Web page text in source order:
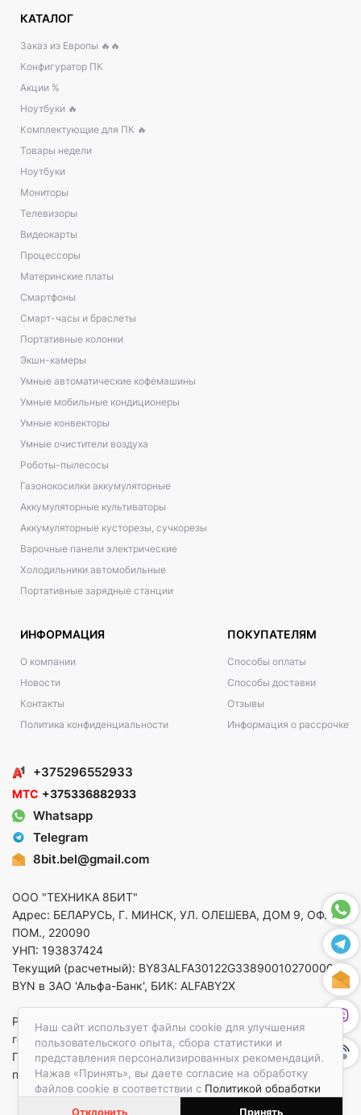
Наш сайт использует файлы cookie для улучшения
пользовательского опыта, сбора статистики и
представления персонализированных рекомендаций.
Нажав «Принять», вы даете согласие на обработку
файлов cookie в соответствии с Политикой обработки
Отклонить Принять
КАТАЛОГ
Заказ из Европы 🔥🔥
Конфигуратор ПК
Акции %
Ноутбуки 🔥
Комплектующие для ПК 🔥
Товары недели
Ноутбуки
Мониторы
Телевизоры
Видеокарты
Процессоры
Материнские платы
Смартфоны
Смарт-часы и браслеты
Портативные колонки
Экшн-камеры
Умные автоматические кофемашины
Умные мобильные кондиционеры
Умные конвекторы
Умные очистители воздуха
Роботы-пылесосы
Газонокосилки аккумуляторные
Аккумуляторные культиваторы
Аккумуляторные кусторезы, сучкорезы
Варочные панели электрические
Холодильники автомобильные
Портативные зарядные станции
ИНФОРМАЦИЯ
О компании
Новости
Контакты
Политика конфиденциальности
ПОКУПАТЕЛЯМ
Способы оплаты
Способы доставки
Отзывы
Информация о рассрочке
+375296552933
МТС +375336882933
Whatsapp
Telegram
8bit.bel@gmail.com
ООО "ТЕХНИКА 8БИТ"
Адрес: БЕЛАРУСЬ, Г. МИНСК, УЛ. ОЛЕШЕВА, ДОМ 9, ОФ. 5,
ПОМ., 220090
УНП: 193837424
Текущий (расчетный): BY83ALFA30122G33890010270000 в
BYN в ЗАО 'Альфа-Банк', БИК: ALFABY2X
Регистрация в торговом реестре от 14.08.2025 Минский
горисполком
По вопросам защиты прав потребителей
приемная:+375173783412